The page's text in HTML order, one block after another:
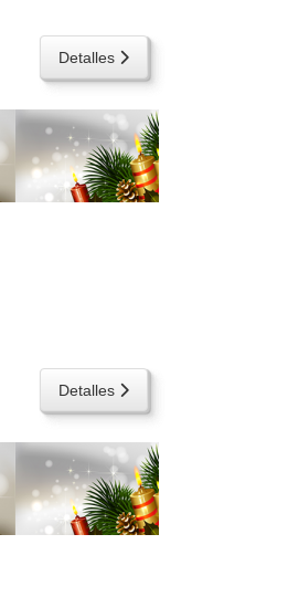
Detalles
Detalles